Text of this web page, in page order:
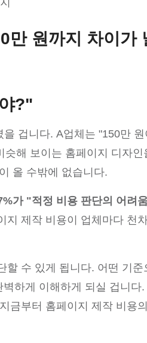
만 원까지 차이가
?"
겁니다. A업체는 "150만
해 보이는 홈페이지 디자인
올 수밖에 없습니다.
가 "적정 비용 판단의 어려
지 제작 비용이 업체마다 천
수 있게 됩니다. 어떤 기준
하게 이해하게 되실 겁니다
금부터 홈페이지 제작 비용